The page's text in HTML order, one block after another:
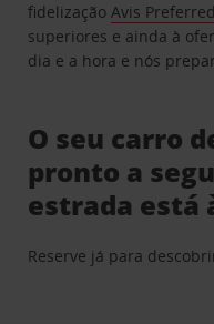
fidelizaçãoAvis Preferred
superiores e ainda à
dia e a hora e nós
O seu carro
pronto a
estrada está
Reserve já para